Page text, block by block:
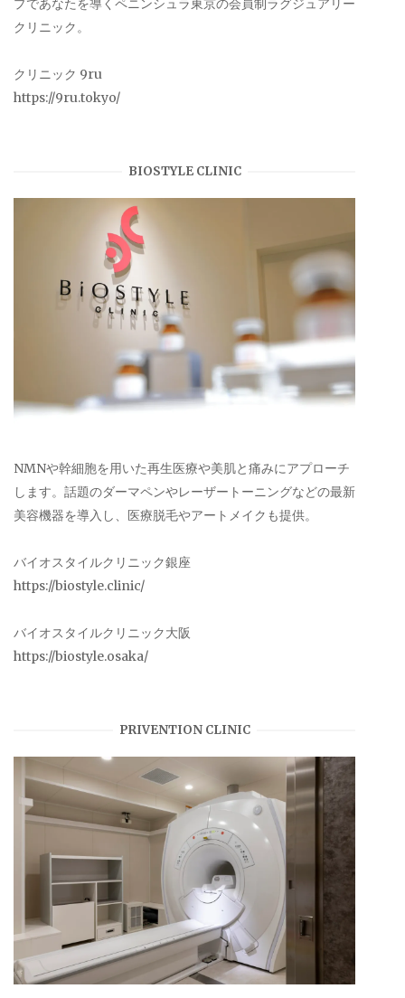
プであなたを導くペニンシュラ東京の会員制ラグジュアリー
クリニック。
クリニック 9ru
https://9ru.tokyo/
BIOSTYLE CLINIC
NMNや幹細胞を用いた再生医療や美肌と痛みにアプローチ
します。話題のダーマペンやレーザートーニングなどの最新
美容機器を導入し、医療脱毛やアートメイクも提供。
バイオスタイルクリニック銀座
https://biostyle.clinic/
バイオスタイルクリニック大阪
https://biostyle.osaka/
PRIVENTION CLINIC